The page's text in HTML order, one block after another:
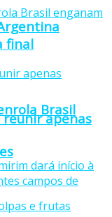
Brasil
final
reunir apenas